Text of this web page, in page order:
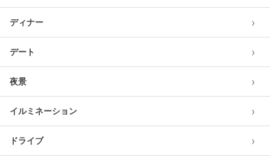
ディナー ›
デート ›
夜景 ›
イルミネーション ›
ドライブ ›